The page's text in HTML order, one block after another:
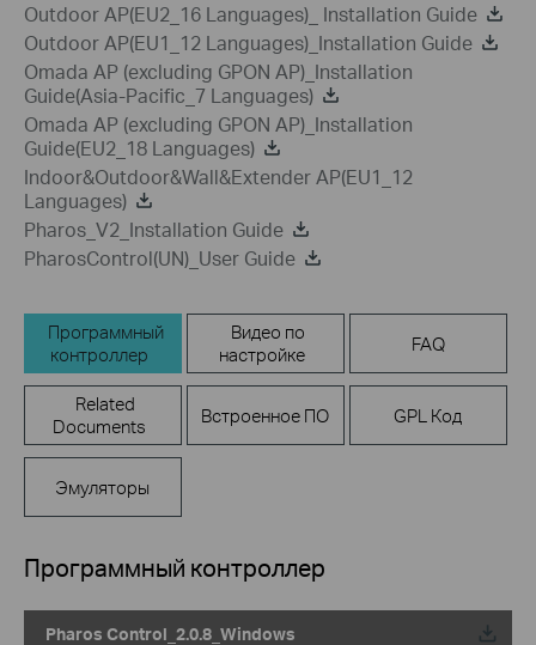
Outdoor AP(EU2_16 Languages)_ Installation Guide
Outdoor AP(EU1_12 Languages)_Installation Guide
Omada AP (excluding GPON AP)_Installation
Guide(Asia-Pacific_7 Languages)
Omada AP (excluding GPON AP)_Installation
Guide(EU2_18 Languages)
Indoor&Outdoor&Wall&Extender AP(EU1_12
Languages)
Pharos_V2_Installation Guide
PharosControl(UN)_User Guide
Программный
контроллер
Видео по
настройке
FAQ
Related
Documents
Встроенное ПО GPL Код
Эмуляторы
Программный контроллер
Pharos Control_2.0.8_Windows